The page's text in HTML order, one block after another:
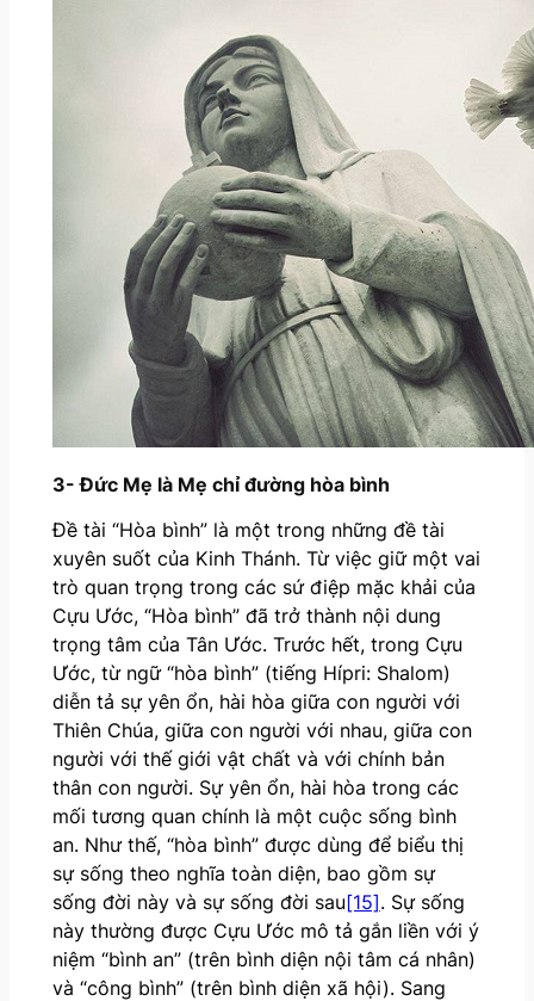
3- Đức Mẹ là Mẹ chỉ đường hòa bình
Đề tài “Hòa bình” là một trong những đề tài
xuyên suốt của Kinh Thánh. Từ việc giữ một vai
trò quan trọng trong các sứ điệp mặc khải của
Cựu Ước, “Hòa bình” đã trở thành nội dung
trọng tâm của Tân Ước. Trước hết, trong Cựu
Ước, từ ngữ “hòa bình” (tiếng Hípri: Shalom)
diễn tả sự yên ổn, hài hòa giữa con người với
Thiên Chúa, giữa con người với nhau, giữa con
người với thế giới vật chất và với chính bản
thân con người. Sự yên ổn, hài hòa trong các
mối tương quan chính là một cuộc sống bình
an. Như thế, “hòa bình” được dùng để biểu thị
sự sống theo nghĩa toàn diện, bao gồm sự
sống đời này và sự sống đời sau[15]. Sự sống
này thường được Cựu Ước mô tả gắn liền với ý
niệm “bình an” (trên bình diện nội tâm cá nhân)
và “công bình” (trên bình diện xã hội). Sang